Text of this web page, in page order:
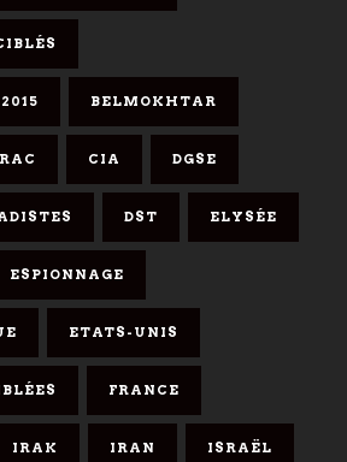
BELMOKHTAR
CIA DGSE
DST ELYSÉE
ESPIONNAGE
ETATS-UNIS
FRANCE
IRAK IRAN ISRAËL